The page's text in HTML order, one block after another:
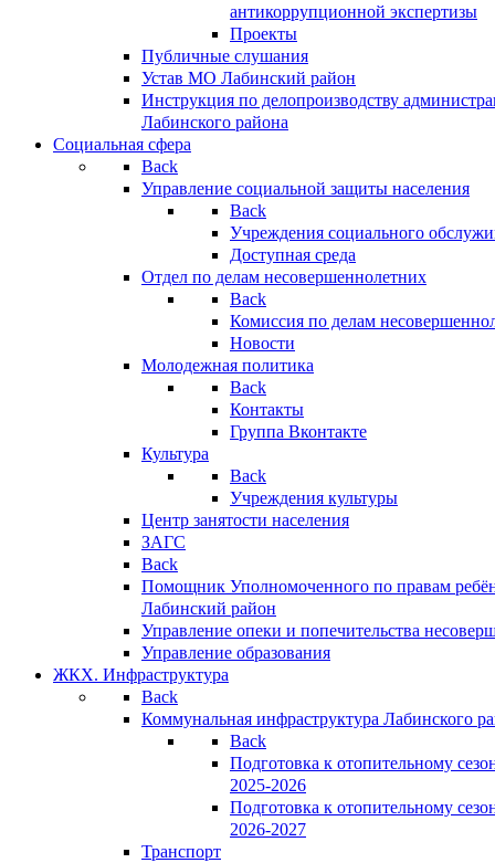
антикоррупционной экспертизы
Проекты
Публичные слушания
Устав МО Лабинский район
Инструкция по делопроизводству
Лабинского района
Социальная сфера
Back
Управление социальной защиты населения
Back
Учреждения социального
Доступная среда
Отдел по делам несовершеннолетних
Back
Комиссия по делам
Новости
Молодежная политика
Back
Контакты
Группа Вконтакте
Культура
Back
Учреждения культуры
Центр занятости населения
ЗАГС
Back
Помощник Уполномоченного по правам
Лабинский район
Управление опеки и попечительства
Управление образования
ЖКХ. Инфраструктура
Back
Коммунальная инфраструктура Лабинского
Back
Подготовка к отопительному
2025-2026
Подготовка к отопительному
2026-2027
Транспорт